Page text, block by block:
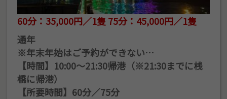
60分：35,000円／1隻 75分：45,000円／1隻
通年
※年末年始はご予約ができない…
【時間】10:00～21:30帰港（※21:30までに桟
橋に帰港）
【所要時間】60分／75分